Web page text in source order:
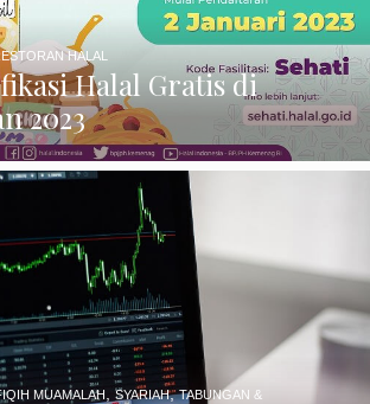
Halal Gratis di
2023
HALAL
MUAMALAH SYARIAH,TABUNGAN &